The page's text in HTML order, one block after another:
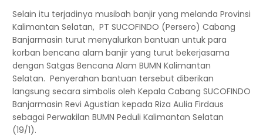
Selain itu terjadinya musibah banjir yang melanda Provinsi
Kalimantan Selatan, PT SUCOFINDO (Persero) Cabang
Banjarmasin turut menyalurkan bantuan untuk para
korban bencana alam banjir yang turut bekerjasama
dengan Satgas Bencana Alam BUMN Kalimantan
Selatan. Penyerahan bantuan tersebut diberikan
langsung secara simbolis oleh Kepala Cabang SUCOFINDO
Banjarmasin Revi Agustian kepada Riza Aulia Firdaus
sebagai Perwakilan BUMN Peduli Kalimantan Selatan
(19/1).